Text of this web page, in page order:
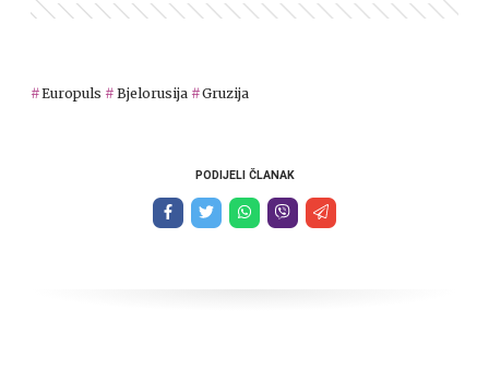
Europuls Bjelorusija Gruzija
PODIJELI ČLANAK